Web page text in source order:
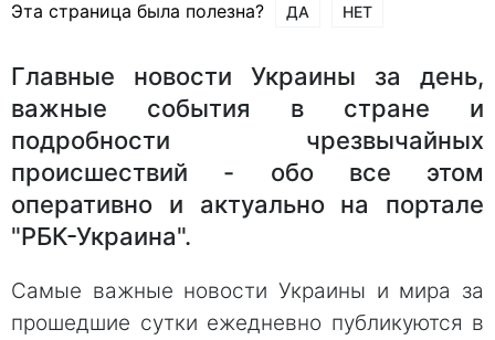
Эта страница была полезна? ДА НЕТ
Главные новости Украины за день,
важные события в стране и
подробности чрезвычайных
происшествий - обо все этом
оперативно и актуально на портале
"РБК-Украина".
Самые важные новости Украины и мира за
прошедшие сутки ежедневно публикуются в